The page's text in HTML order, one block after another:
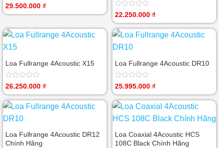
Được
5
sao
29.500.000 ₫
Được
hạng
0
sao
22.250.000 ₫
Loa Fullrange 4Acoustic X15
Được
hạng
0
sao
26.250.000 ₫
Loa Fullrange 4Acoustic DR10
Được
hạng
0
sao
25.995.000 ₫
Loa Fullrange 4Acoustic DR12
Chính Hãng
Loa Coaxial 4Acoustic HCS
108C Black Chính Hãng